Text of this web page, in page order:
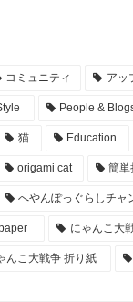
コミュニティ アッ
People &
猫 Education
origami cat 簡単
へやんぽっぐらしチャ
にゃんこ大
んこ大戦争 折り紙